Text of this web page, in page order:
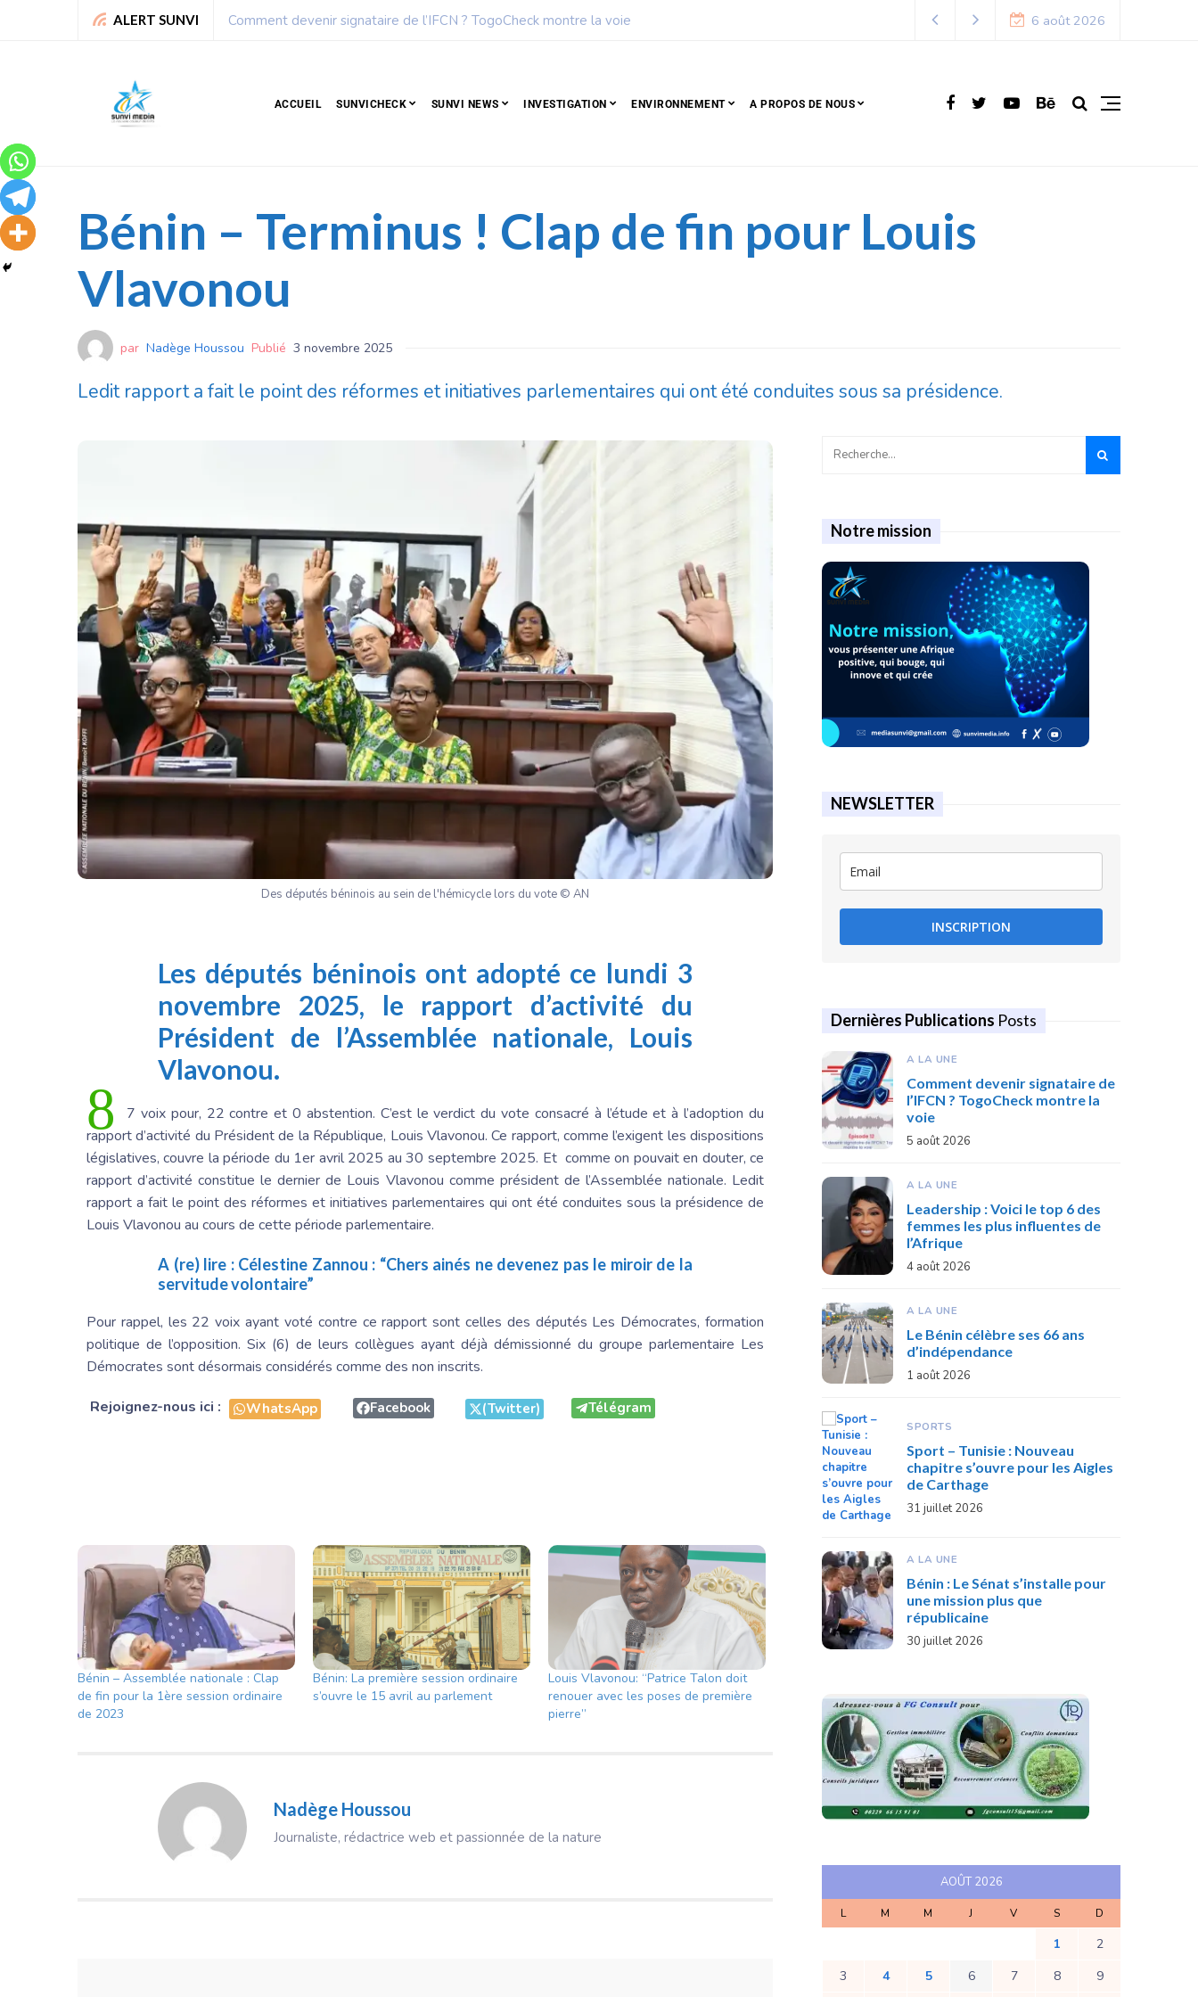
ALERT SUNVI
montre la voie Leadership : Voici le top 6 des femmes les plus influentes de l’Afrique 6 août 2026
ACCUEIL SUNVICHECK SUNVI NEWS INVESTIGATION ENVIRONNEMENT A PROPOS DE NOUS
Bénin – Terminus ! Clap de fin pour Louis
Vlavonou
par Nadège Houssou Publié 3 novembre 2025
Ledit rapport a fait le point des réformes et initiatives parlementaires qui ont été conduites sous sa présidence.
Des députés béninois au sein de l'hémicycle lors du vote © AN
Les députés béninois ont adopté ce lundi 3
novembre 2025, le rapport d’activité du
Président de l’Assemblée nationale, Louis
Vlavonou.
8
7 voix pour, 22 contre et 0 abstention. C’est le verdict du vote consacré à l’étude et à l’adoption du
rapport d’activité du Président de la République, Louis Vlavonou. Ce rapport, comme l’exigent les dispositions
législatives, couvre la période du 1er avril 2025 au 30 septembre 2025. Et comme on pouvait en douter, ce
rapport d’activité constitue le dernier de Louis Vlavonou comme président de l’Assemblée nationale. Ledit
rapport a fait le point des réformes et initiatives parlementaires qui ont été conduites sous la présidence de
Louis Vlavonou au cours de cette période parlementaire.
A (re) lire : Célestine Zannou : “Chers ainés ne devenez pas le miroir de la
servitude volontaire”
Pour rappel, les 22 voix ayant voté contre ce rapport sont celles des députés Les Démocrates, formation
politique de l’opposition. Six (6) de leurs collègues ayant déjà démissionné du groupe parlementaire Les
Démocrates sont désormais considérés comme des non inscrits.
Rejoignez-nous ici : WhatsApp Facebook (Twitter) Télégram
Bénin – Assemblée nationale : Clap
de fin pour la 1ère session ordinaire
de 2023
Bénin: La première session ordinaire
s’ouvre le 15 avril au parlement
Louis Vlavonou: “Patrice Talon doit
renouer avec les poses de première
pierre”
Nadège Houssou
Journaliste, rédactrice web et passionnée de la nature
Notre mission
NEWSLETTER
INSCRIPTION
Dernières Publications Posts
A LA UNE
Comment devenir signataire de
l’IFCN ? TogoCheck montre la
voie
5 août 2026
A LA UNE
Leadership : Voici le top 6 des
femmes les plus influentes de
l’Afrique
4 août 2026
A LA UNE
Le Bénin célèbre ses 66 ans
d’indépendance
1 août 2026
SPORTS
Sport – Tunisie : Nouveau
chapitre s’ouvre pour les Aigles
de Carthage
31 juillet 2026
A LA UNE
Bénin : Le Sénat s’installe pour
une mission plus que
républicaine
30 juillet 2026
AOÛT 2026
L M M J V S D
1
2
3
4 5 6 7 8 9